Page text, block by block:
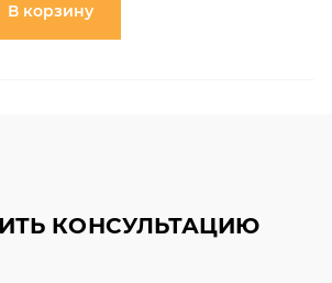
В корзину
КОНСУЛЬТАЦИЮ